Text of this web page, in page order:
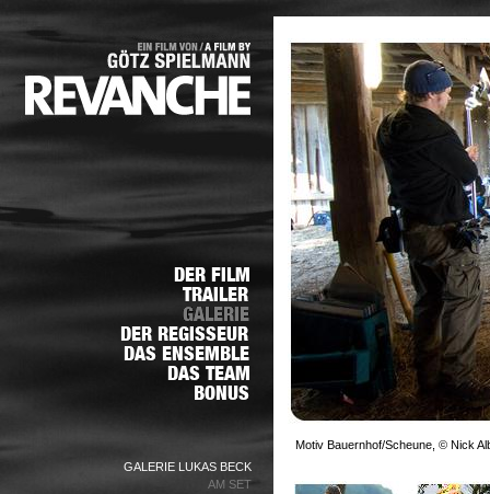
GALERIE LUKAS BECK
AM SET
Motiv Bauernhof/Scheune, © Nick